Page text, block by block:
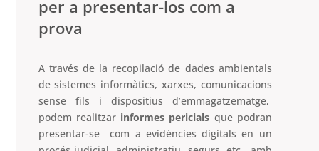
per a presentar-los com a
prova
A través de la recopilació de dades ambientals
de sistemes informàtics, xarxes, comunicacions
sense fils i dispositius d’emmagatzematge,
podem realitzar informes pericials que podran
presentar-se com a evidències digitals en un